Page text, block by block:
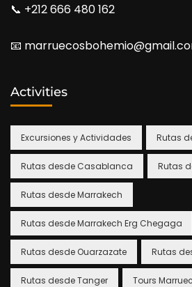
📞​ +212 666 480 162
📧​
Activities
Excursiones y Actividades Rutas
Rutas desde Casablanca Rutas
Rutas desde Marrakech
Rutas desde Marrakech Erg Chegaga
Rutas desde Ouarzazate Rutas
Rutas desde Tanger Tours